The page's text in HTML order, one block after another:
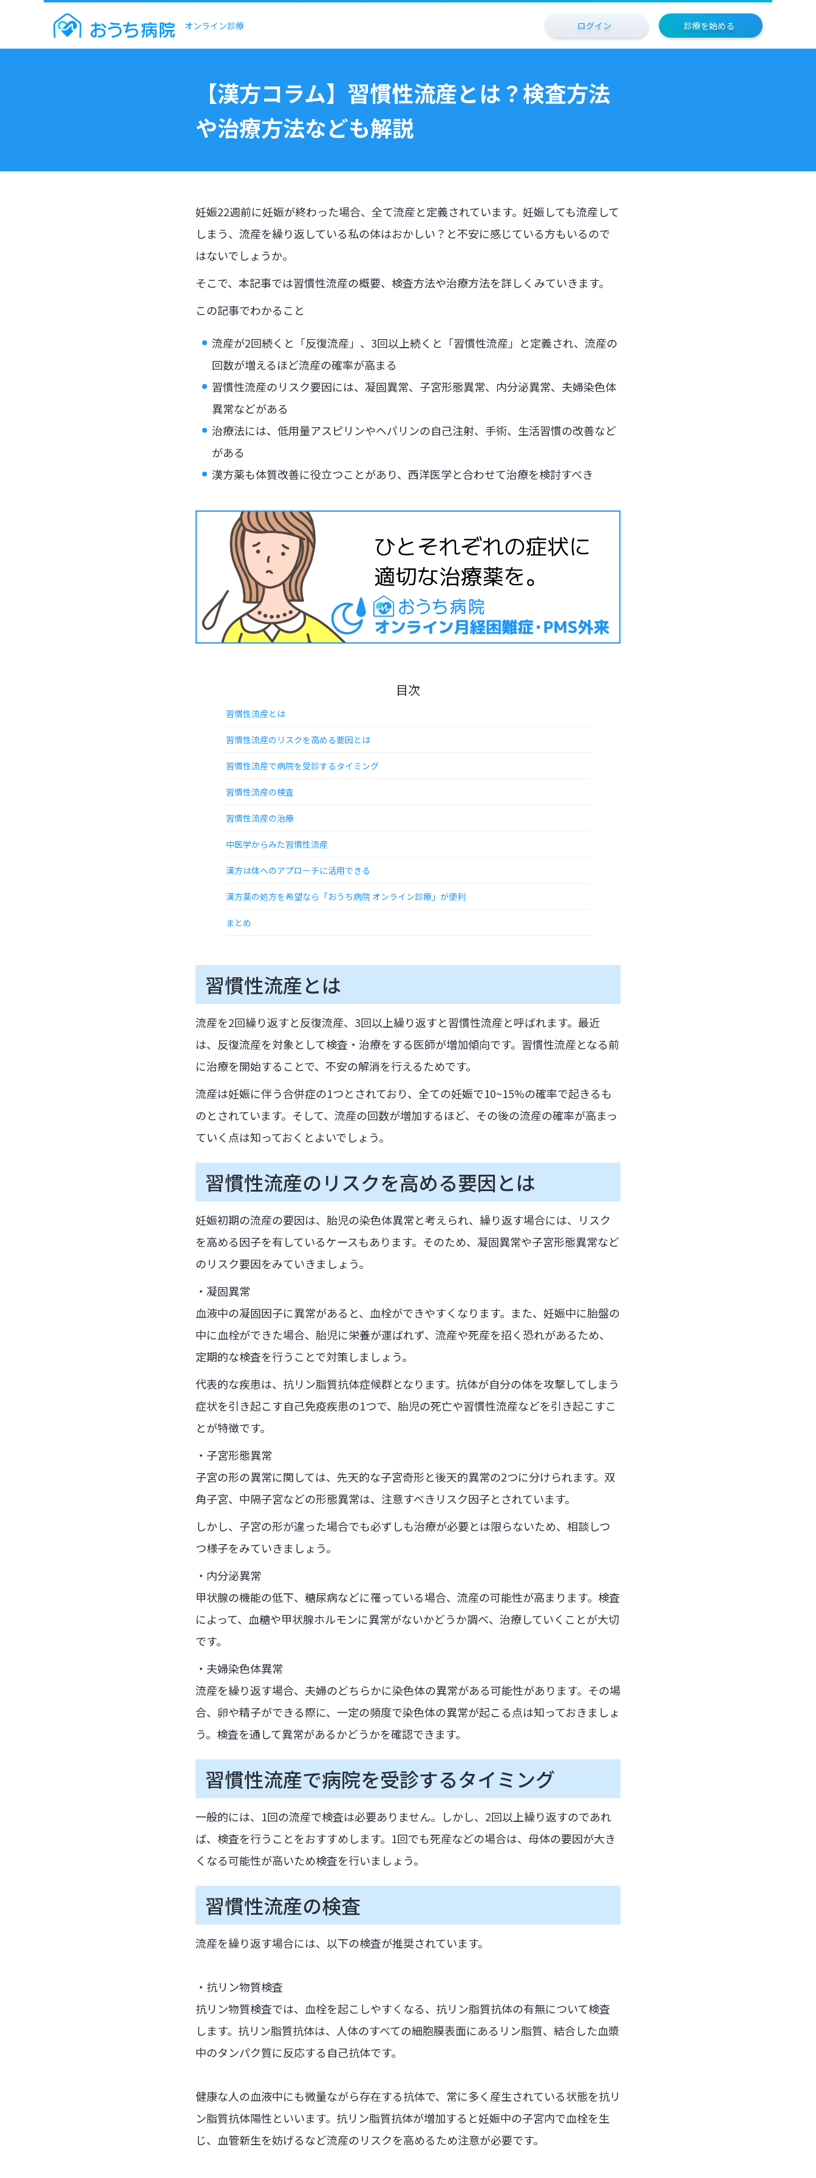
オンライン診療 ログイン 診療を始める
【漢方コラム】習慣性流産とは？検査方法
や治療方法なども解説
妊娠22週前に妊娠が終わった場合、全て流産と定義されています。妊娠しても流産して
しまう、流産を繰り返している私の体はおかしい？と不安に感じている方もいるので
はないでしょうか。
そこで、本記事では習慣性流産の概要、検査方法や治療方法を詳しくみていきます。
この記事でわかること
流産が2回続くと「反復流産」、3回以上続くと「習慣性流産」と定義され、流産の
回数が増えるほど流産の確率が高まる
習慣性流産のリスク要因には、凝固異常、子宮形態異常、内分泌異常、夫婦染色体
異常などがある
治療法には、低用量アスピリンやヘパリンの自己注射、手術、生活習慣の改善など
がある
漢方薬も体質改善に役立つことがあり、西洋医学と合わせて治療を検討すべき
目次
習慣性流産とは
習慣性流産のリスクを高める要因とは
習慣性流産で病院を受診するタイミング
習慣性流産の検査
習慣性流産の治療
中医学からみた習慣性流産
漢方は体へのアプローチに活用できる
漢方薬の処方を希望なら「おうち病院 オンライン診療」が便利
まとめ
習慣性流産とは
流産を2回繰り返すと反復流産、3回以上繰り返すと習慣性流産と呼ばれます。最近
は、反復流産を対象として検査・治療をする医師が増加傾向です。習慣性流産となる前
に治療を開始することで、不安の解消を行えるためです。
流産は妊娠に伴う合併症の1つとされており、全ての妊娠で10~15%の確率で起きるも
のとされています。そして、流産の回数が増加するほど、その後の流産の確率が高まっ
ていく点は知っておくとよいでしょう。
習慣性流産のリスクを高める要因とは
妊娠初期の流産の要因は、胎児の染色体異常と考えられ、繰り返す場合には、リスク
を高める因子を有しているケースもあります。そのため、凝固異常や子宮形態異常など
のリスク要因をみていきましょう。
・凝固異常
血液中の凝固因子に異常があると、血栓ができやすくなります。また、妊娠中に胎盤の
中に血栓ができた場合、胎児に栄養が運ばれず、流産や死産を招く恐れがあるため、
定期的な検査を行うことで対策しましょう。
代表的な疾患は、抗リン脂質抗体症候群となります。抗体が自分の体を攻撃してしまう
症状を引き起こす自己免疫疾患の1つで、胎児の死亡や習慣性流産などを引き起こすこ
とが特徴です。
・子宮形態異常
子宮の形の異常に関しては、先天的な子宮奇形と後天的異常の2つに分けられます。双
角子宮、中隔子宮などの形態異常は、注意すべきリスク因子とされています。
しかし、子宮の形が違った場合でも必ずしも治療が必要とは限らないため、相談しつ
つ様子をみていきましょう。
・内分泌異常
甲状腺の機能の低下、糖尿病などに罹っている場合、流産の可能性が高まります。検査
によって、血糖や甲状腺ホルモンに異常がないかどうか調べ、治療していくことが大切
です。
・夫婦染色体異常
流産を繰り返す場合、夫婦のどちらかに染色体の異常がある可能性があります。その場
合、卵や精子ができる際に、一定の頻度で染色体の異常が起こる点は知っておきましょ
う。検査を通して異常があるかどうかを確認できます。
習慣性流産で病院を受診するタイミング
一般的には、1回の流産で検査は必要ありません。しかし、2回以上繰り返すのであれ
ば、検査を行うことをおすすめします。1回でも死産などの場合は、母体の要因が大き
くなる可能性が高いため検査を行いましょう。
習慣性流産の検査
流産を繰り返す場合には、以下の検査が推奨されています。
・抗リン物質検査
抗リン物質検査では、血栓を起こしやすくなる、抗リン脂質抗体の有無について検査
します。抗リン脂質抗体は、人体のすべての細胞膜表面にあるリン脂質、結合した血漿
中のタンパク質に反応する自己抗体です。
健康な人の血液中にも微量ながら存在する抗体で、常に多く産生されている状態を抗リ
ン脂質抗体陽性といいます。抗リン脂質抗体が増加すると妊娠中の子宮内で血栓を生
じ、血管新生を妨げるなど流産のリスクを高めるため注意が必要です。